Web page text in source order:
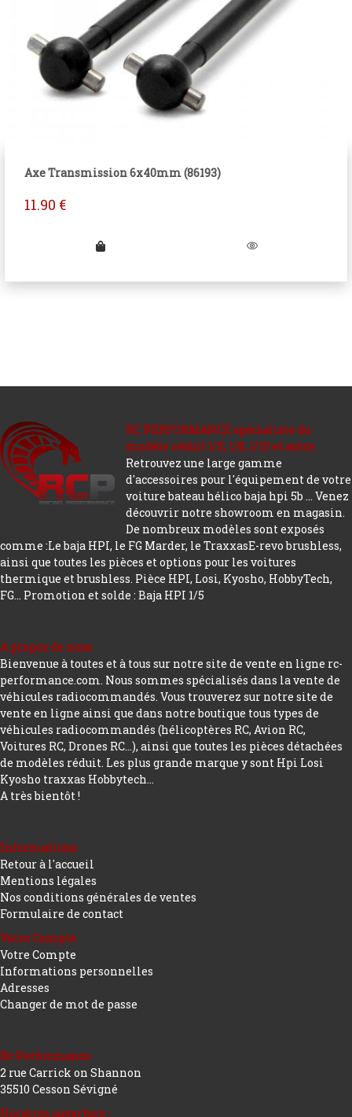
Axe Transmission 6x40mm (86193)
11.90 €
RC PERFORMANCE spécialiste du
modèle réduit 1/5, 1/8, 1/10 et autre.
Retrouvez une large gamme
d'accessoires pour l'équipement de votre
voiture bateau hélico baja hpi 5b ... Venez
découvrir notre showroom en magasin.
De nombreux modèles sont exposés
comme :Le baja HPI, le FG Marder, le TraxxasE-revo brushless,
ainsi que toutes les pièces et options pour les voitures
thermique et brushless. Pièce HPI, Losi, Kyosho, HobbyTech,
FG... Promotion et solde : Baja HPI 1/5
A propos de nous
Bienvenue à toutes et à tous sur notre site de vente en ligne rc-
performance.com. Nous sommes spécialisés dans la vente de
véhicules radiocommandés. Vous trouverez sur notre site de
vente en ligne ainsi que dans notre boutique tous types de
véhicules radiocommandés (hélicoptères RC, Avion RC,
Voitures RC, Drones RC…), ainsi que toutes les pièces détachées
de modèles réduit. Les plus grande marque y sont Hpi Losi
Kyosho traxxas Hobbytech...
A très bientôt !
Informations
Retour à l'accueil
Mentions légales
Nos conditions générales de ventes
Formulaire de contact
Votre Compte
Votre Compte
Informations personnelles
Adresses
Changer de mot de passe
Rc Performance
2 rue Carrick on Shannon
35510 Cesson Sévigné
Horaires ouverture :